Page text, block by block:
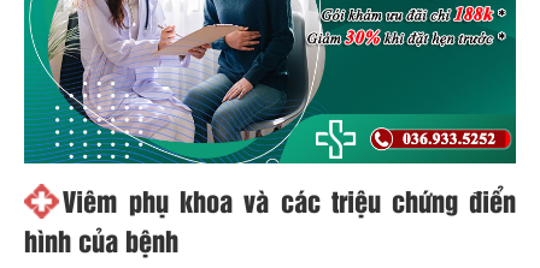
Viêm phụ khoa và các triệu chứng điển
hình của bệnh